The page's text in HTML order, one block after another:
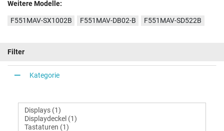
Weitere Modelle:
F551MAV-SX1002B F551MAV-DB02-B F551MAV-SD522B
Filter
Kategorie